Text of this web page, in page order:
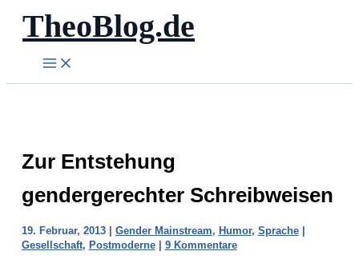
Zum
Inhalt
springen
TheoBlog.de
Zur Entstehung
gendergerechter Schreibweisen
19. Februar, 2013 | Gender Mainstream, Humor, Sprache|
Gesellschaft, Postmoderne| 9 Kommentare